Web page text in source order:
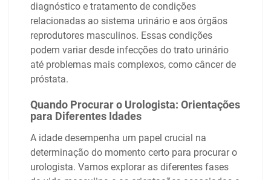
diagnóstico e tratamento de condições
relacionadas ao sistema urinário e aos órgãos
reprodutores masculinos. Essas condições
podem variar desde infecções do trato urinário
até problemas mais complexos, como câncer de
próstata.
Quando Procurar o Urologista: Orientações
para Diferentes Idades
A idade desempenha um papel crucial na
determinação do momento certo para procurar o
urologista. Vamos explorar as diferentes fases